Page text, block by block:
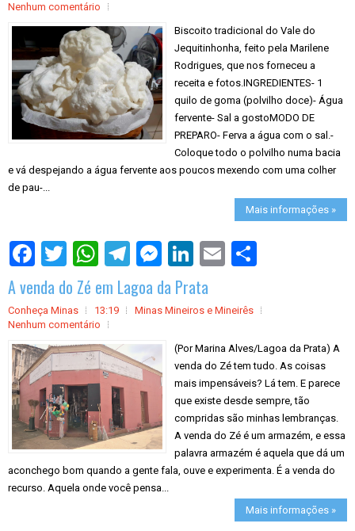
Nenhum comentário
Biscoito tradicional do Vale do
Jequitinhonha, feito pela Marilene
Rodrigues, que nos forneceu a
receita e fotos.INGREDIENTES- 1
quilo de goma (polvilho doce)- Água
fervente- Sal a gostoMODO DE
PREPARO- Ferva a água com o sal.-
Coloque todo o polvilho numa bacia
e vá despejando a água fervente aos poucos mexendo com uma colher
de pau-...
Mais informações »
A venda do Zé em Lagoa da Prata
Conheça Minas 13:19
Minas Mineiros e Mineirês
Nenhum comentário
(Por Marina Alves/Lagoa da Prata) A
venda do Zé tem tudo. As coisas
mais impensáveis? Lá tem. E parece
que existe desde sempre, tão
compridas são minhas lembranças.
A venda do Zé é um armazém, e essa
palavra armazém é aquela que dá um
aconchego bom quando a gente fala, ouve e experimenta. É a venda do
recurso. Aquela onde você pensa...
Mais informações »